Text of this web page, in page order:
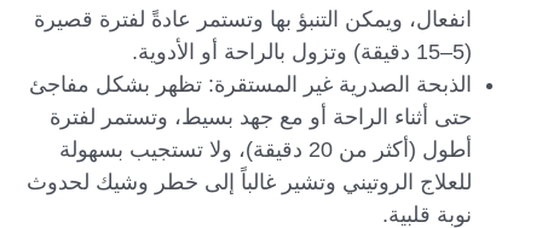
انفعال، ويمكن التنبؤ بها وتستمر عادةً لفترة قصيرة
(5–15 دقيقة) وتزول بالراحة أو الأدوية.
الذبحة الصدرية غير المستقرة: تظهر بشكل مفاجئ
حتى أثناء الراحة أو مع جهد بسيط، وتستمر لفترة
أطول (أكثر من 20 دقيقة)، ولا تستجيب بسهولة
للعلاج الروتيني وتشير غالباً إلى خطر وشيك لحدوث
نوبة قلبية.